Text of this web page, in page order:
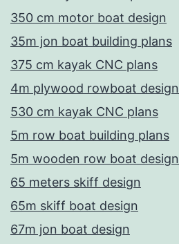
350 cm motor boat design
35m jon boat building plans
375 cm kayak CNC plans
4m plywood rowboat design
530 cm kayak CNC plans
5m row boat building plans
5m wooden row boat design
65 meters skiff design
65m skiff boat design
67m jon boat design